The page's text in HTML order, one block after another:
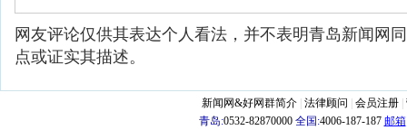
网友评论仅供其表达个人看法，并不表明青岛新闻网
点或证实其描述。